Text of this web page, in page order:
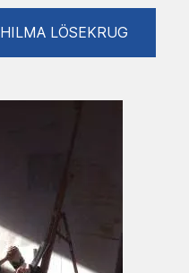
LÖSEKRUG